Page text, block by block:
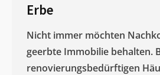
Erbe
Nicht immer möchten
geerbte Immobilie behalten.
renovierungsbedürftigen